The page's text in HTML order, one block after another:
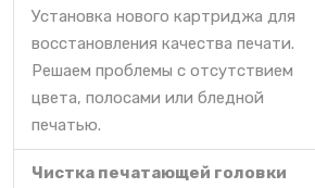
Установка нового картриджа для
восстановления качества печати.
Решаем проблемы с отсутствием
цвета, полосами или бледной
печатью.
Чистка печатающей головки